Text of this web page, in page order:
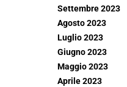
Settembre 2023
Agosto 2023
Luglio 2023
Giugno 2023
Maggio 2023
Aprile 2023